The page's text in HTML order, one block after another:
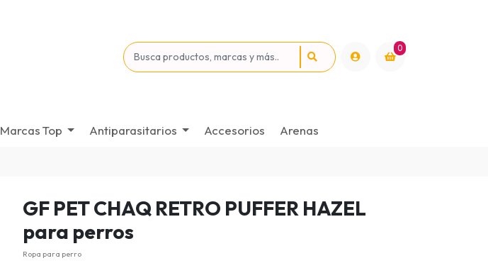
0
Marcas Top Antiparasitarios Accesorios Arenas
GF PET CHAQ RETRO PUFFER HAZEL
para perros
Ropa para perro